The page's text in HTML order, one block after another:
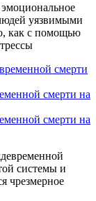
уязвимыми
как с помощью
смерти на
смерти на
системы и
чрезмерное